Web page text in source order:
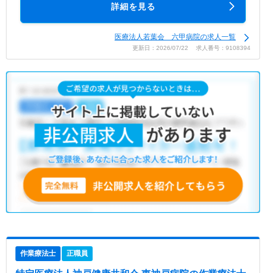
詳細を見る
医療法人若葉会 六甲病院の求人一覧
更新日：2026/07/22 求人番号：9108394
作業療法士 正職員